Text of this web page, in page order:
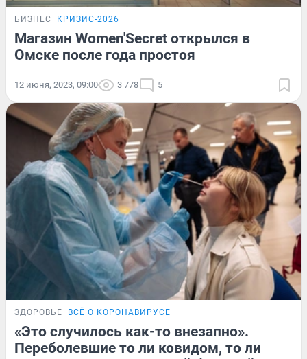
БИЗНЕС КРИЗИС-2026
Магазин Women'Secret открылся в
Омске после года простоя
12 июня, 2023, 09:00 3 778 5
ЗДОРОВЬЕ ВСЁ О КОРОНАВИРУСЕ
«Это случилось как-то внезапно».
Переболевшие то ли ковидом, то ли